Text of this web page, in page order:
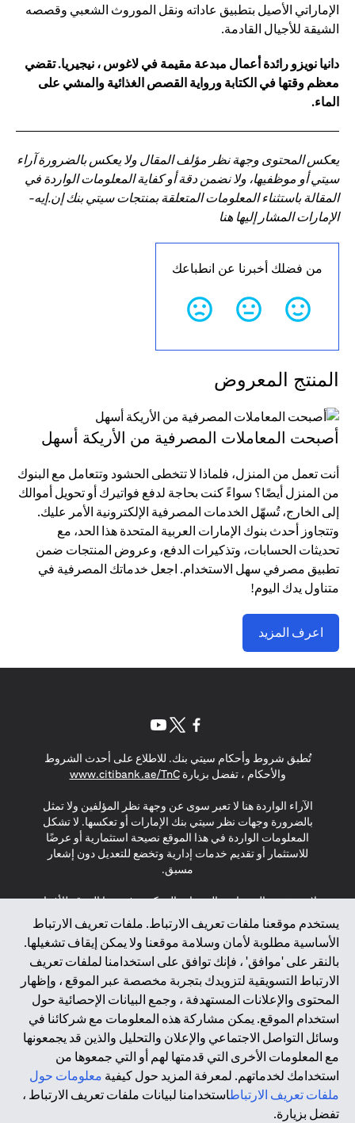
الإماراتي الأصيل بتطبيق عاداته ونقل الموروث الشعبي وقصصه
الشيقة للأجيال القادمة.
دانيا نويزو رائدة أعمال مبدعة مقيمة في لاغوس ، نيجيريا. تقضي
معظم وقتها في الكتابة ورواية القصص الغذائية والمشي على
الماء.
يعكس المحتوى وجهة نظر مؤلف المقال ولا يعكس بالضرورة آراء
سيتي أو موظفيها، ولا نضمن دقة أو كفاية المعلومات الواردة في
المقالة باستثناء المعلومات المتعلقة بمنتجات سيتي بنك إن.إيه-
الإمارات المشار إليها هنا
من فضلك أخبرنا عن انطباعك
المنتج المعروض
أصبحت المعاملات المصرفية من الأريكة أسهل
أنت تعمل من المنزل، فلماذا لا تتخطى الحشود وتتعامل مع البنوك
من المنزل أيضًا؟ سواءً كنت بحاجة لدفع فواتيرك أو تحويل أموالك
إلى الخارج، تُسهّل الخدمات المصرفية الإلكترونية الأمر عليك.
وتتجاوز أحدث بنوك الإمارات العربية المتحدة هذا الحد، مع
تحديثات الحسابات، وتذكيرات الدفع، وعروض المنتجات ضمن
تطبيق مصرفي سهل الاستخدام. اجعل خدماتك المصرفية في
متناول يدك اليوم!
اعرف المزيد
يستخدم موقعنا ملفات تعريف الارتباط. ملفات تعريف الارتباط
الأساسية مطلوبة لأمان وسلامة موقعنا ولا يمكن إيقاف تشغيلها.
بالنقر على 'موافق' ، فإنك توافق على استخدامنا لملفات تعريف
الارتباط التسويقية لتزويدك بتجربة مخصصة عبر الموقع ، وإظهار
المحتوى والإعلانات المستهدفة ، وجمع البيانات الإحصائية حول
استخدام الموقع. يمكن مشاركة هذه المعلومات مع شركائنا في
وسائل التواصل الاجتماعي والإعلان والتحليل والذين قد يجمعونها
مع المعلومات الأخرى التي قدمتها لهم أو التي جمعوها من
استخدامك لخدماتهم. لمعرفة المزيد حول كيفية معلومات حول
ملفات تعريف الارتباطاستخدامنا لبيانات ملفات تعريف الارتباط ،
تفضل بزيارة.
تُطبق شروط وأحكام سيتي بنك. للاطلاع على أحدث الشروط
والأحكام ، تفضل بزيارةwww.citibank.ae/TnC
(opens in a new tab)
الآراء الواردة هنا لا تعبر سوى عن وجهة نظر المؤلفين ولا تمثل
بالضرورة وجهات نظر سيتي بنك الإمارات أو تعكسها. لا تشكل
المعلومات الواردة في هذا الموقع نصيحة استثمارية أو عرضًا
للاستثمار أو تقديم خدمات إدارية وتخضع للتعديل دون إشعار
مسبق.
لا يتم تقديم المنتجات والخدمات المذكورة في هذا الموقع للأفراد
المقيمين في الاتحاد الأوروبي أو المنطقة الاقتصادية الأوروبية أو
سويسرا أو غيرنسي أو جيرسي أو موناكو أو سان مارينو أو
الفاتيكان أو جزيرة مان أو المملكة المتحدة أو خصوصية البيانات
(لائحة حماية البيانات العامة \ قانون حماية البيانات الشخصية
العامة \ قانون خصوصية نيوزيلندا). المحتوى الموجود في هذه
الصفحة ليس ولا ينبغي تفسيره على أنه عرض أو دعوة أو دعوة
لشراء أو بيع أي من المنتجات والخدمات المذكورة هنا لمثل هؤلاء
الأفراد.
*GDPR – اللائحة العامة لحماية البيانات؛ * LGPD – Lei Geral de
Proteção de Dados Pessoais ; *NZPA – قانون الخصوصية
النيوزيلندي